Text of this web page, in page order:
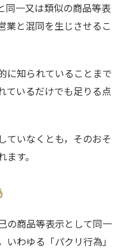
同一又は類似の商品等表
業と混同を生じさせるこ
に知られていることまで
ているだけでも足りる点
ていなくとも，そのおそ
す。
の商品等表示として同一
わゆる「パクリ行為」